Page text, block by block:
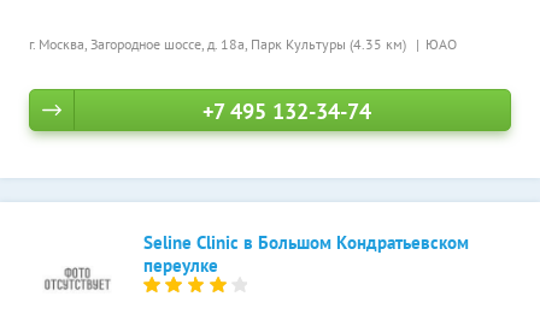
г. Москва, Загородное шоссе, д. 18а, Парк Культуры (4.35 км) ЮАО
+7 495 132-34-74
Seline Clinic в Большом Кондратьевском
переулке